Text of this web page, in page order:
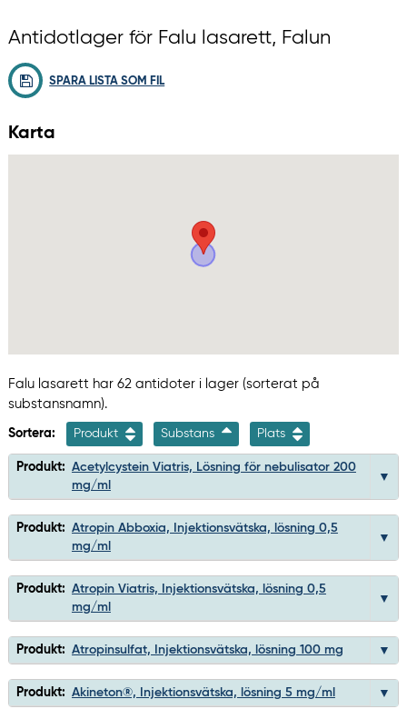
Antidotlager för Falu lasarett, Falun
SPARA LISTA SOM FIL
Karta
Falu lasarett har 62 antidoter i lager (sorterat på
substansnamn).
Sortera: Produkt Substans Plats
Produkt: Acetylcystein Viatris, Lösning för nebulisator 200
mg/ml
Produkt: Atropin Abboxia, Injektionsvätska, lösning 0,5
mg/ml
Produkt: Atropin Viatris, Injektionsvätska, lösning 0,5
mg/ml
Produkt: Atropinsulfat, Injektionsvätska, lösning 100 mg
Produkt: Akineton®, Injektionsvätska, lösning 5 mg/ml